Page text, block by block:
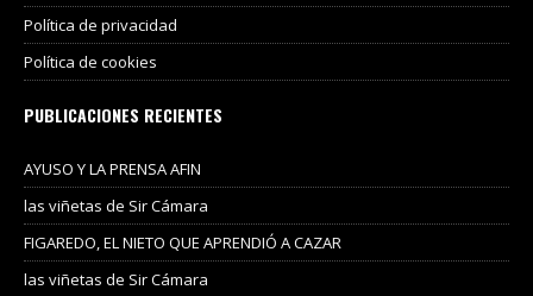
Política de privacidad
Política de cookies
PUBLICACIONES RECIENTES
AYUSO Y LA PRENSA AFIN
las viñetas de Sir Cámara
FIGAREDO, EL NIETO QUE APRENDIÓ A CAZAR
las viñetas de Sir Cámara